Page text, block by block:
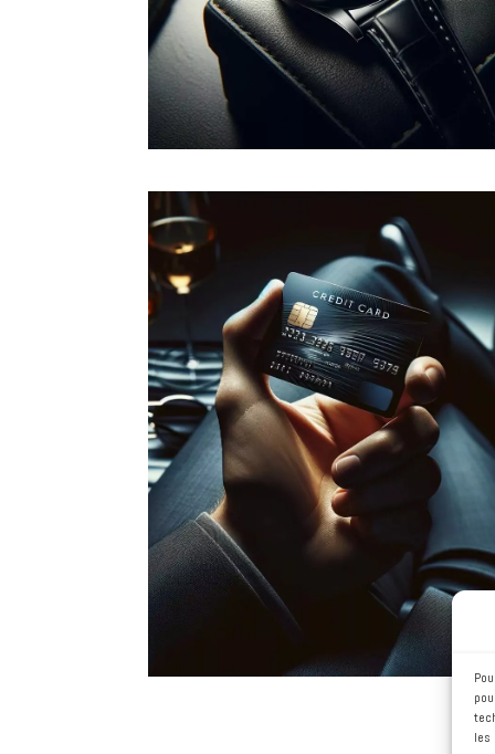
les
entreprise pour construire une
marque performante sur le
marché.
Vendre en ligne
Il existe différents moyens de
vendre sur Internet : avoir son
propre site, déployer une
solution logistique. Nous vous
proposons les meilleures
réponses à votre stratégie,
notamment avec WordPress et
Woocommerce.